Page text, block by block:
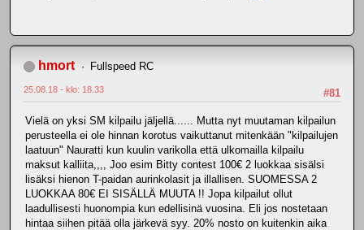
hmort Fullspeed RC
#81
25.08.18 - klo: 18.33
Vielä on yksi SM kilpailu jäljellä...... Mutta nyt muutaman kilpailun
perusteella ei ole hinnan korotus vaikuttanut mitenkään "kilpailujen
laatuun" Nauratti kun kuulin varikolla että ulkomailla kilpailu
maksut kalliita,,,, Joo esim Bitty contest 100€ 2 luokkaa sisälsi
lisäksi hienon T-paidan aurinkolasit ja illallisen. SUOMESSA 2
LUOKKAA 80€ EI SISÄLLÄ MUUTA !! Jopa kilpailut ollut
laadullisesti huonompia kun edellisinä vuosina. Eli jos nostetaan
hintaa siihen pitää olla järkevä syy. 20% nosto on kuitenkin aika